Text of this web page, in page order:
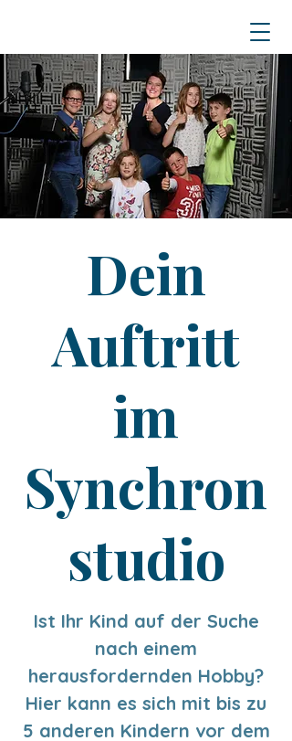
Dein
Auftritt
im
Synchron
studio
Ist Ihr Kind auf der Suche
nach einem
herausfordernden Hobby?
Hier kann es sich mit bis zu
5 anderen Kindern vor dem